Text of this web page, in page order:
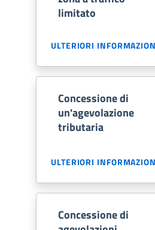
limitato
ULTERIORI
Concessione di
un'agevolazione
tributaria
ULTERIORI
Concessione di